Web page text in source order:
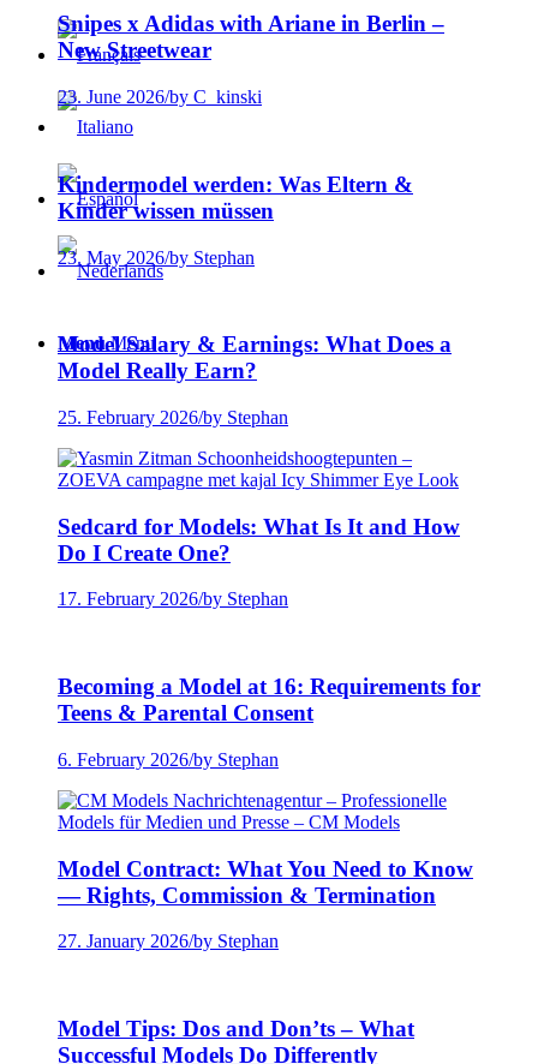
Menu Menu
Snipes x Adidas with Ariane in Berlin –
New Streetwear
23. June 2026/by C_kinski
Kindermodel werden: Was Eltern &
Kinder wissen müssen
23. May 2026/by Stephan
Model Salary & Earnings: What Does a
Model Really Earn?
25. February 2026/by Stephan
Sedcard for Models: What Is It and How
Do I Create One?
17. February 2026/by Stephan
Becoming a Model at 16: Requirements for
Teens & Parental Consent
6. February 2026/by Stephan
Model Contract: What You Need to Know
— Rights, Commission & Termination
27. January 2026/by Stephan
Model Tips: Dos and Don’ts – What
Successful Models Do Differently